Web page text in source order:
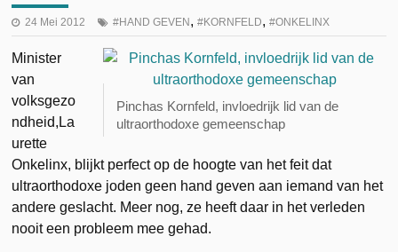
24 Mei 2012 HAND GEVEN , KORNFELD, ONKELINX
Pinchas Kornfeld, invloedrijk lid van de
ultraorthodoxe gemeenschap
Minister
van
volksgezo
ndheid,La
urette
Onkelinx, blijkt perfect op de hoogte van het feit dat
ultraorthodoxe joden geen hand geven aan iemand van het
andere geslacht. Meer nog, ze heeft daar in het verleden
nooit een probleem mee gehad.